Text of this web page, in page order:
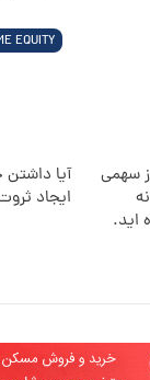
سهمی
اید.
EQUITY
آیا داشتن
ایجاد